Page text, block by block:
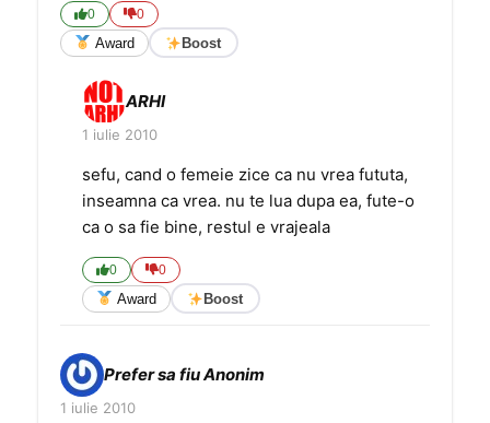
0 0
Award Boost
ARHI
1 iulie 2010
sefu, cand o femeie zice ca nu vrea fututa,
inseamna ca vrea. nu te lua dupa ea, fute-o
ca o sa fie bine, restul e vrajeala
0 0
Award Boost
Prefer sa fiu Anonim
1 iulie 2010